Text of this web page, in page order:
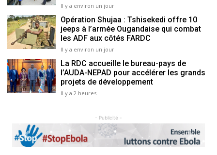
Il y a environ un jour
Opération Shujaa : Tshisekedi offre 10
jeeps à l’armée Ougandaise qui combat
les ADF aux côtés FARDC
Il y a environ un jour
La RDC accueille le bureau-pays de
l’AUDA-NEPAD pour accélérer les grands
projets de développement
Il y a 2 heures
- Publicité -
Previous Next